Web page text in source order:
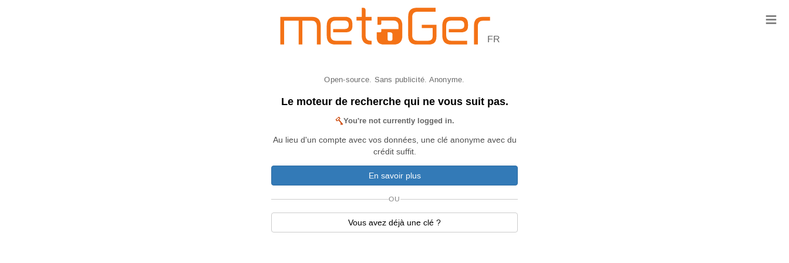
FR
Open-source. Sans publicité. Anonyme.
Le moteur de recherche qui ne vous suit pas.
You're not currently logged in.
Au lieu d'un compte avec vos données, une clé anonyme avec du
crédit suffit.
En savoir plus
OU
Vous avez déjà une clé ?
≡